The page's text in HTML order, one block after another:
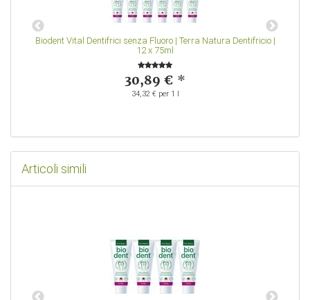
Biodent Vital Dentifrici senza Fluoro | Terra Natura Dentifricio |
12 x 75ml
30,89 € *
34,32 € per 1 l
Articoli simili